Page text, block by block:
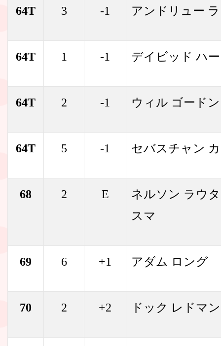
64T 3 -1 アンドリュー
64T 1 -1 デイビッド ハ
64T 2 -1 ウィル ゴードン
64T 5 -1 セバスチャン
68 2 E
ネルソン ラウ
スマ
69 6 +1 アダム ロング
70 2 +2 ドック レドマン